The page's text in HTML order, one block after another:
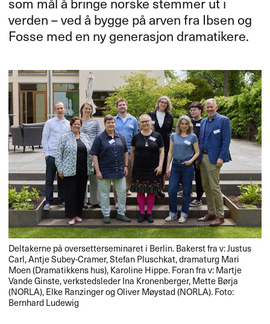
verden ​– ved ​å bygge p​å arven fra Ibsen og
Fosse med en ny generasjon dramatikere.​​
Deltakerne på oversetterseminaret i Berlin. Bakerst fra v: Justus
Carl, Antje Subey-Cramer, Stefan Pluschkat, dramaturg Mari
Moen (Dramatikkens hus), Karoline Hippe. Foran fra v: Martje
Vande Ginste, verkstedsleder Ina Kronenberger, Mette Børja
(NORLA), Elke Ranzinger og Oliver Møystad (NORLA). Foto:
Bernhard Ludewig